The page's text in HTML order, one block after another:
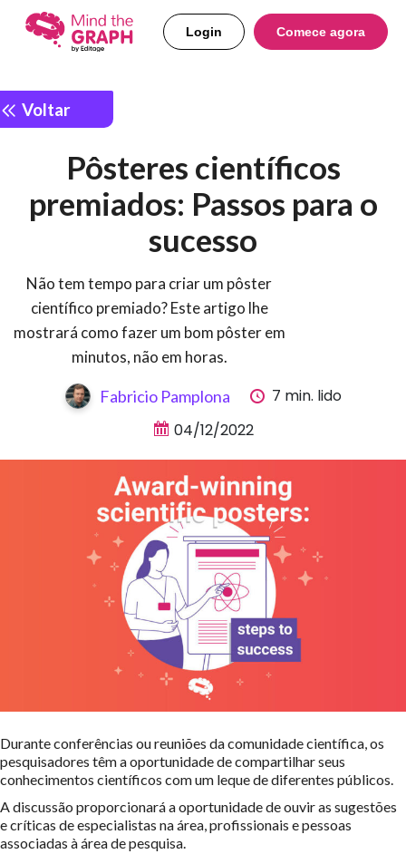
Login Comece agora
Voltar
Pôsteres científicos
premiados: Passos para o
sucesso
Não tem tempo para criar um pôster
científico premiado? Este artigo lhe
mostrará como fazer um bom pôster em
minutos, não em horas.
Fabricio Pamplona
7 min. lido
04/12/2022
Durante conferências ou reuniões da comunidade científica, os
pesquisadores têm a oportunidade de compartilhar seus
conhecimentos científicos com um leque de diferentes públicos.
A discussão proporcionará a oportunidade de ouvir as sugestões
e críticas de especialistas na área, profissionais e pessoas
associadas à área de pesquisa.